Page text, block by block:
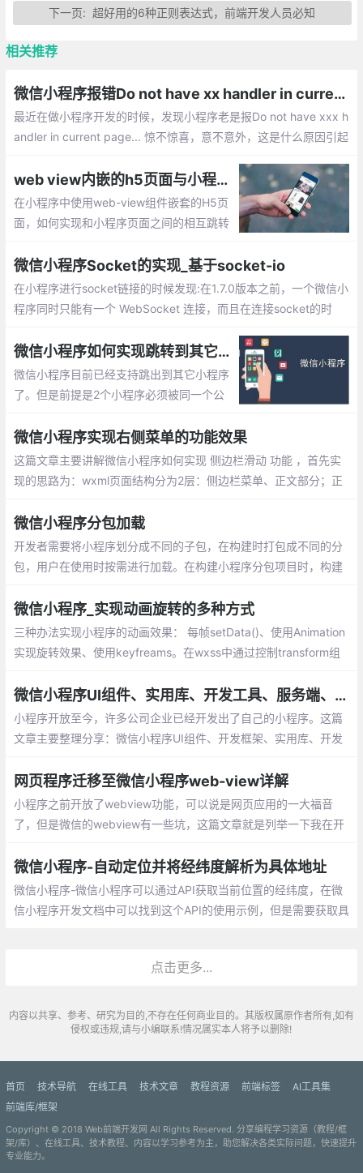
下一页:超好用的6种正则表达式，前端开发人员必知
相关推荐
微信小程序报错Do not have xx handler in current page的解决方法总汇
最近在做小程序开发的时候，发现小程序老是报Do not have xxx h
andler in current page... 惊不惊喜，意不意外，这是什么原因引起
web view内嵌的h5页面与小程序直接相互跳转的实现
在小程序中使用web-view组件嵌套的H5页
面，如何实现和小程序页面之间的相互跳转
帮助到您
微信小程序Socket的实现_基于socket-io
在小程序进行socket链接的时候发现:在1.7.0版本之前，一个微信小
程序同时只能有一个 WebSocket 连接，而且在连接socket的时
且自动关闭了socket连接。
微信小程序如何实现跳转到其它小程序的功能
微信小程序目前已经支持跳出到其它小程序
了。但是前提是2个小程序必须被同一个公
就实现小程序之间相互跳转的步骤。
微信小程序实现右侧菜单的功能效果
这篇文章主要讲解微信小程序如何实现 侧边栏滑动 功能 ，首先实
现的思路为：wxml页面结构分为2层：侧边栏菜单、正文部分；正
微信小程序分包加载
开发者需要将小程序划分成不同的子包，在构建时打包成不同的分
包，用户在使用时按需进行加载。在构建小程序分包项目时，构建
所谓的主包，即放置默认启动页/TabBar 页面
微信小程序_实现动画旋转的多种方式
三种办法实现小程序的动画效果： 每帧setData()、使用Animation
实现旋转效果、使用keyfreams。在wxss中通过控制transform组
示非常多
微信小程序UI组件、实用库、开发工具、服务端、Demo整理分享
小程序开放至今，许多公司企业已经开发出了自己的小程序。这篇
文章主要整理分享：微信小程序UI组件、开发框架、实用库、开发
网页程序迁移至微信小程序web-view详解
小程序之前开放了webview功能，可以说是网页应用的一大福音
了，但是微信的webview有一些坑，这篇文章就是列举一下我在开
微信小程序-自动定位并将经纬度解析为具体地址
微信小程序-微信小程序可以通过API获取当前位置的经纬度，在微
信小程序开发文档中可以找到这个API的使用示例，但是需要获取具
点击更多...
内容以共享、参考、研究为目的,不存在任何商业目的。其版权属原作者所有,如有
侵权或违规,请与小编联系!情况属实本人将予以删除!
首页 技术导航 在线工具 技术文章 教程资源 前端标签
AI工具集
前端库/框架